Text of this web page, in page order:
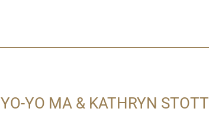
YO-YO MA & KATHRYN STOTT